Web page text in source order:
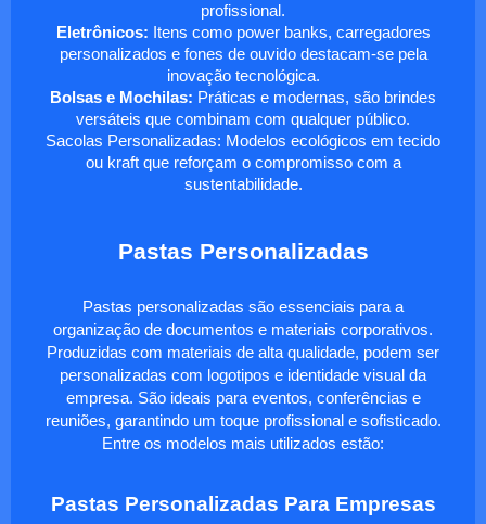
profissional.
Eletrônicos: Itens como power banks, carregadores
personalizados e fones de ouvido destacam-se pela
inovação tecnológica.
Bolsas e Mochilas: Práticas e modernas, são brindes
versáteis que combinam com qualquer público.
Sacolas Personalizadas: Modelos ecológicos em tecido
ou kraft que reforçam o compromisso com a
sustentabilidade.
Pastas Personalizadas
Pastas personalizadas são essenciais para a
organização de documentos e materiais corporativos.
Produzidas com materiais de alta qualidade, podem ser
personalizadas com logotipos e identidade visual da
empresa. São ideais para eventos, conferências e
reuniões, garantindo um toque profissional e sofisticado.
Entre os modelos mais utilizados estão:
Pastas Personalizadas Para Empresas